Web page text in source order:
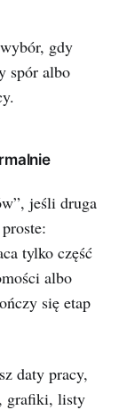
gdy
spór albo
jeśli druga
tylko część
albo
się etap
daty pracy,
grafiki, listy